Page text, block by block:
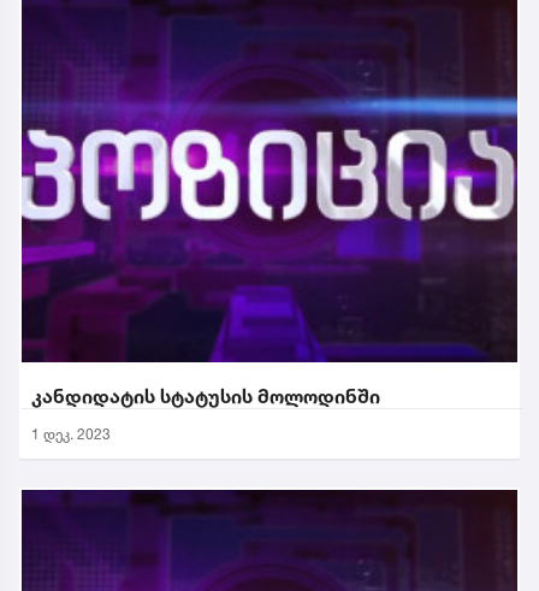
კანდიდატის სტატუსის მოლოდინში
1 დეკ. 2023